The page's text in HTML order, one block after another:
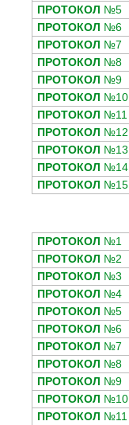
ПРОТОКОЛ №5
ПРОТОКОЛ №6
ПРОТОКОЛ №7
ПРОТОКОЛ №8
ПРОТОКОЛ №9
ПРОТОКОЛ №10
ПРОТОКОЛ №11
ПРОТОКОЛ №12
ПРОТОКОЛ №13
ПРОТОКОЛ №14
ПРОТОКОЛ №15
ПРОТОКОЛ №1
ПРОТОКОЛ №2
ПРОТОКОЛ №3
ПРОТОКОЛ №4
ПРОТОКОЛ №5
ПРОТОКОЛ №6
ПРОТОКОЛ №7
ПРОТОКОЛ №8
ПРОТОКОЛ №9
ПРОТОКОЛ №10
ПРОТОКОЛ №11